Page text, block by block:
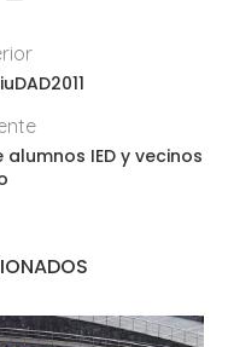
IED y vecinos